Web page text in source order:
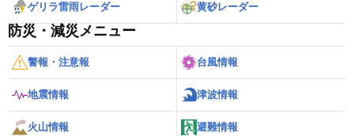
ゲリラ雷雨レーダー 黄砂レーダー
防災・減災メニュー
警報・注意報 台風情報
地震情報 津波情報
火山情報 避難情報